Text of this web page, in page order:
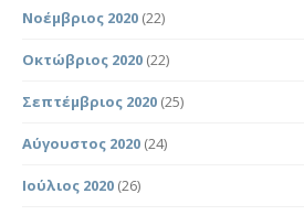
Νοέμβριος 2020 (22)
Οκτώβριος 2020 (22)
Σεπτέμβριος 2020 (25)
Αύγουστος 2020 (24)
Ιούλιος 2020 (26)